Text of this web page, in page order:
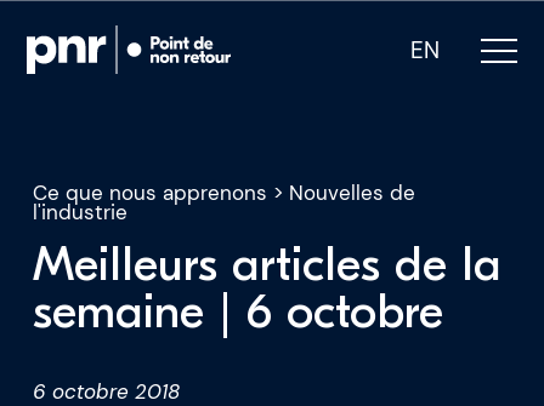
EN
Notre expertise
Qui sommes-nous
Ce que nous apprenons > Nouvelles de
l'industrie
Meilleurs articles de la
semaine | 6 octobre
6 octobre 2018